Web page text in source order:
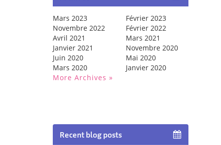
Mars 2023
Février 2023
Novembre 2022
Février 2022
Avril 2021
Mars 2021
Janvier 2021
Novembre 2020
Juin 2020
Mai 2020
Mars 2020
Janvier 2020
More Archives
Recent blog posts